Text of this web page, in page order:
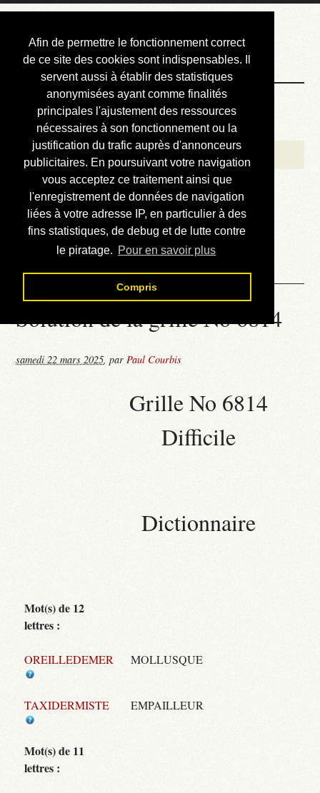
Afin de permettre le fonctionnement correct
de ce site des cookies sont indispensables. Il
servent aussi à établir des statistiques
anonymisées ayant comme finalités
principales l'ajustement des ressources
nécessaires à son fonctionnement ou la
justification du trafic auprès d'annonceurs
publicitaires. En poursuivant votre navigation
vous acceptez ce traitement ainsi que
l'enregistrement de données de navigation
liées à votre adresse IP, en particulier à des
fins statistiques, de debug et de lutte contre
le piratage. Pour en savoir plus
Compris
Courbis, « LE »
Blog Officiel
Bienvenue
Réalisations
Divers (et d’été)
Annonces
Liens externes
Téléchargement
Contact
Solution de la grille No 6814
samedi 22 mars 2025,parPaul Courbis
Grille No 6814
Difficile
Dictionnaire
Mot(s) de 12
lettres :
OREILLEDEMER MOLLUSQUE
TAXIDERMISTE EMPAILLEUR
Mot(s) de 11
lettres :